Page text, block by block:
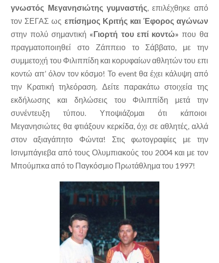
γνωστός Μεγανησιώτης γυμναστής, επιλέχθηκε από
τον ΣΕΓΑΣ ως επίσημος Κριτής και Έφορος αγώνων
στην πολύ σημαντική «Γιορτή του επί κοντώ» που θα
πραγματοποιηθεί στο Ζάππειο το Σάββατο, με την
συμμετοχή του Φιλιππίδη και κορυφαίων αθλητών του επι
κοντώ απ’ όλον τον κόσμο! Το event θα έχει κάλυψη από
την Κρατική τηλεόραση. Δείτε παρακάτω στοιχεία της
εκδήλωσης και δηλώσεις του Φιλιππίδη μετά την
συνέντευξη τύπου. Υποψιάζομαι ότι κάποιοι
Μεγανησιώτες θα φτιάξουν κερκίδα, όχι σε αθλητές, αλλά
στον αξιαγάπητο Φώντα! Στις φωτογραφίες με την
Ισινμπάγιεβα από τους Ολυμπιακούς του 2004 και με τον
Μπούμπκα από το Παγκόσμιο Πρωτάθλημα του 1997!